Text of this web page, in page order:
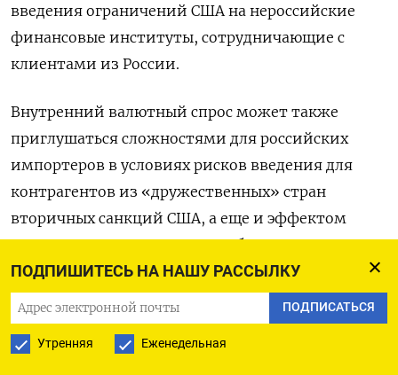
ПОДПИШИТЕСЬ НА НАШУ РАССЫЛКУ
ПОДПИСАТЬСЯ
Утренняя Еженедельная
введения ограничений США на нероссийские
финансовые институты, сотрудничающие с
клиентами из России.
Внутренний валютный спрос может также
приглушаться сложностями для российских
импортеров в условиях рисков введения для
контрагентов из «дружественных» стран
вторичных санкций США, а еще и эффектом
снижения внутреннего потребления из-за
жестких денежно-кредитных условий при
текущем уровне ключевой ставки ЦБР в 16%
годовых.